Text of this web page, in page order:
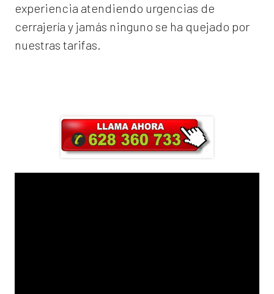
experiencia atendiendo urgencias de
cerrajería y jamás ninguno se ha quejado por
nuestras tarifas.